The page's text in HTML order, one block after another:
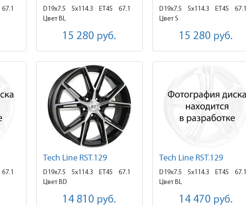
67.1
D19x7.5 5x114.3 ET45
67.1
Цвет BL
15 280 руб.
D19x7.5 5x114.3 ET45
67.1
Цвет S
15 280 руб.
67.1
Tech Line RST.129
D19x7.5 5x114.3 ET45
67.1
Цвет BD
14 810 руб.
Tech Line RST.129
D19x7.5 5x114.3 ET45
67.1
Цвет BL
14 470 руб.